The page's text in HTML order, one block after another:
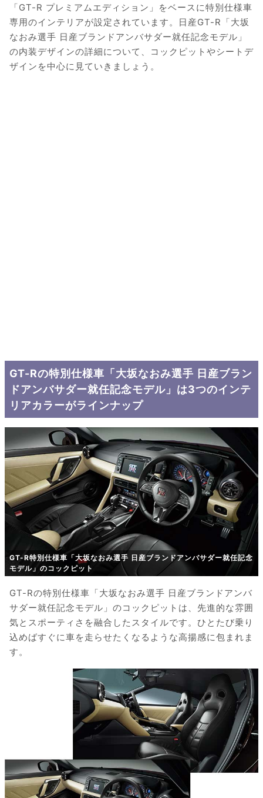
「GT-R プレミアムエディション」をベースに特別仕様車
専用のインテリアが設定されています。日産GT-R「大坂
なおみ選手 日産ブランドアンバサダー就任記念モデル」
の内装デザインの詳細について、コックピットやシートデ
ザインを中心に見ていきましょう。
GT-Rの特別仕様車「大坂なおみ選手 日産ブラン
ドアンバサダー就任記念モデル」は3つのインテ
リアカラーがラインナップ
GT-R特別仕様車「大坂なおみ選手 日産ブランドアンバサダー就任記念
モデル」のコックピット
GT-Rの特別仕様車「大坂なおみ選手 日産ブランドアンバ
サダー就任記念モデル」のコックピットは、先進的な雰囲
気とスポーティさを融合したスタイルです。ひとたび乗り
込めばすぐに車を走らせたくなるような高揚感に包まれま
す。